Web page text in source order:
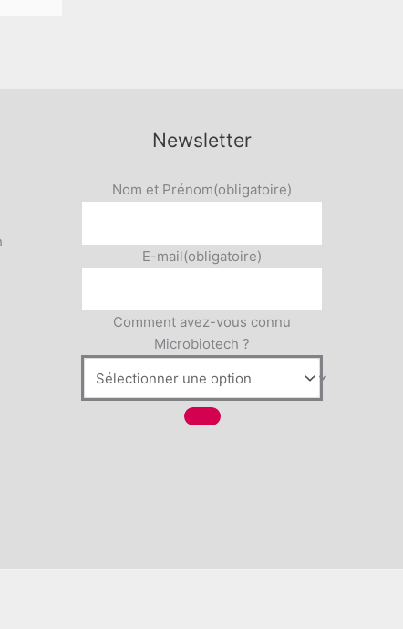
Newsletter
Nom et Prénom(obligatoire)
E-mail(obligatoire)
Comment avez-vous connu
Microbiotech ?